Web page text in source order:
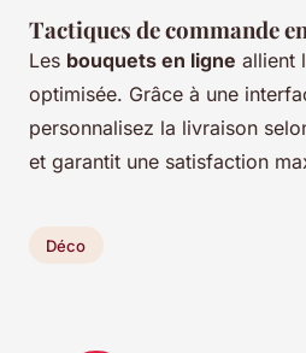
Tactiques de commande
Les bouquets en ligne allient
optimisée. Grâce à une
personnalisez la livraison
et garantit une satisfaction
Déco